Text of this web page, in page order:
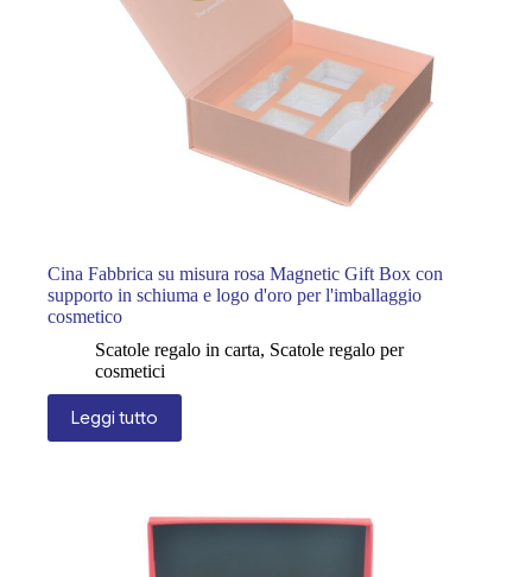
Cina Fabbrica su misura rosa Magnetic Gift Box con
supporto in schiuma e logo d'oro per l'imballaggio
cosmetico
Scatole regalo in carta, Scatole regalo per
cosmetici
Leggi tutto